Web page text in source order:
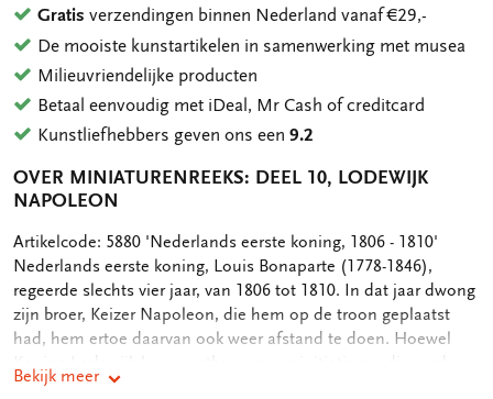
Gratis verzendingen binnen Nederland vanaf €29,-
De mooiste kunstartikelen in samenwerking met musea
Milieuvriendelijke producten
Betaal eenvoudig met iDeal, Mr Cash of creditcard
Kunstliefhebbers geven ons een9.2
OVER MINIATURENREEKS: DEEL 10, LODEWIJK
NAPOLEON
OMSCHRIJVING
Artikelcode: 5880 'Nederlands eerste koning, 1806 - 1810'
Nederlands eerste koning, Louis Bonaparte (1778-1846),
regeerde slechts vier jaar, van 1806 tot 1810. In dat jaar dwong
zijn broer, Keizer Napoleon, die hem op de troon geplaatst
had, hem ertoe daarvan ook weer afstand te doen. Hoewel
Koning Lodewijk kon voortbouwen op initiatieven die eerder
genomen waren, speelde hij toch op veel terreinen een
Bekijk meer